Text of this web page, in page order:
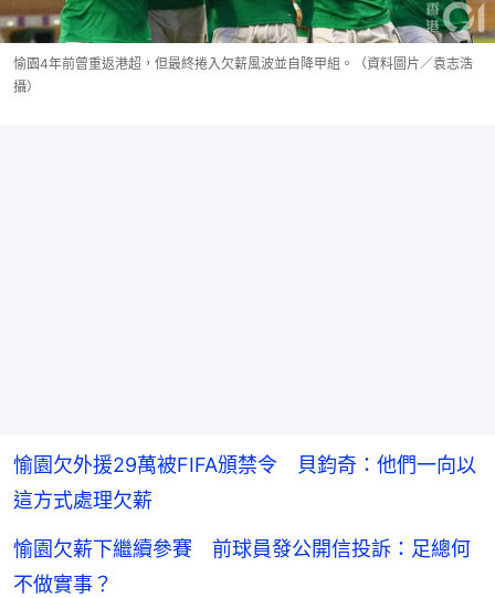
愉園4年前曾重返港超，但最終捲入欠薪風波並自降甲組。（資料圖片／袁志浩
攝）
愉園欠外援29萬被FIFA頒禁令 貝鈞奇：他們一向以
這方式處理欠薪
愉園欠薪下繼續參賽 前球員發公開信投訴：足總何
不做實事？